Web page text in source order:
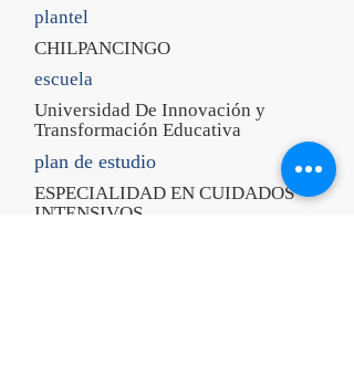
plantel
CHILPANCINGO
escuela
Universidad De Innovación y
Transformación Educativa
plan de estudio
ESPECIALIDAD EN CUIDADOS
INTENSIVOS